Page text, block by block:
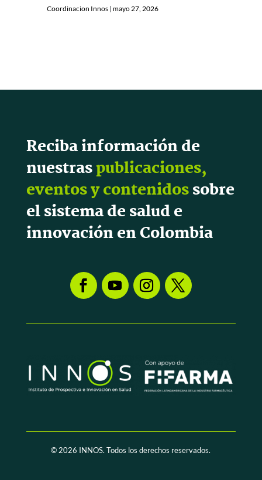
Coordinacion Innos | mayo 27, 2026
Reciba información de
nuestraspublicaciones,
eventos y contenidossobre
el sistema de salud e
innovación en Colombia
© 2026 INNOS. Todos los derechos reservados.